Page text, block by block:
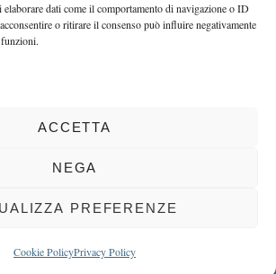
elaborare dati come il comportamento di navigazione o ID
o ritirare il consenso può influire negativamente
ACCETTA
NEGA
PREFERENZE
Cookie PolicyPrivacy Policy
PRESIDENTE
futuro insieme
2025 LA VOCE |PRIVACY
BCC DI BUSTO GAROLFO E BUGUGGIATE